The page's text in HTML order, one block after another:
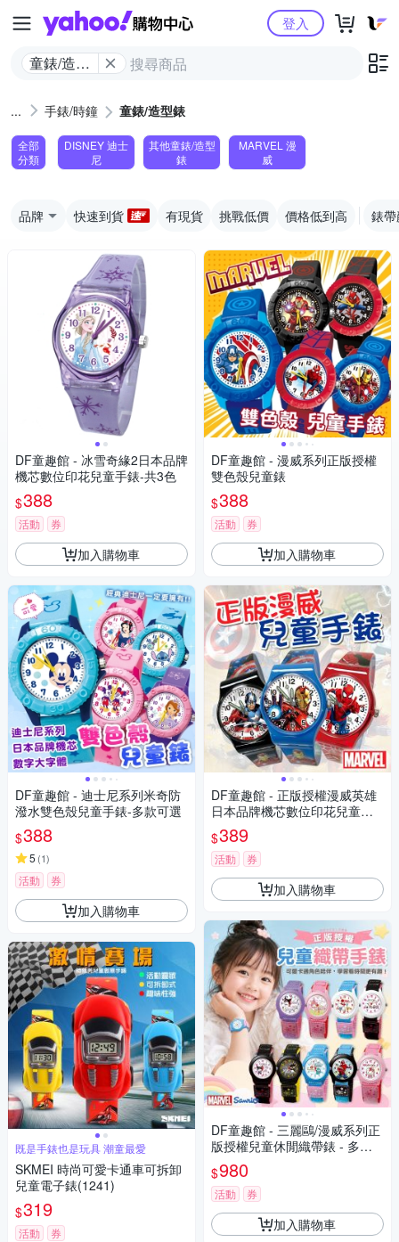
Yahoo購物中心
童錶/造型
登入
手錶/時鐘 童錶/造型錶
全部
分類
DISNEY 迪士
尼
其他童錶/造型
錶
MARVEL 漫
威
品牌 快速到貨 有現貨 挑戰低價 價格低到高 錶
DF童趣館 - 冰雪奇緣2日本品牌
機芯數位印花兒童手錶-共3色
$388
活動 券
加入購物車
DF童趣館 - 迪士尼系列米奇防
潑水雙色殼兒童手錶-多款可選
$388
5 (1)
活動 券
加入購物車
既是手錶也是玩具 潮童最愛
SKMEI 時尚可愛卡通車可拆卸
兒童電子錶(1241)
$319
活動 券
DF童趣館 - 漫威系列正版授權
雙色殼兒童錶
$388
活動 券
加入購物車
DF童趣館 - 正版授權漫威英雄
日本品牌機芯數位印花兒童手
錶
$389
活動 券
加入購物車
DF童趣館 - 三麗鷗/漫威系列正
版授權兒童休閒織帶錶 - 多款
可選
$980
活動 券
加入購物車